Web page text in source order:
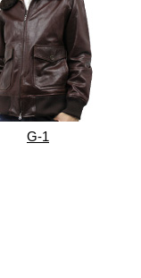
G-1